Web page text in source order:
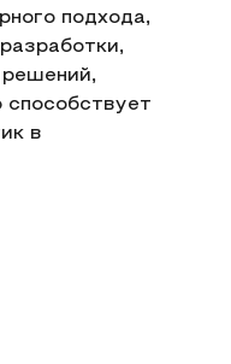
подхода,
решений,
способствует
в